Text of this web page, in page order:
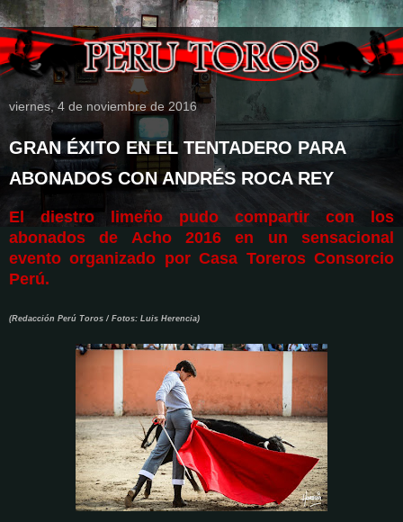
viernes, 4 de noviembre de 2016
GRAN ÉXITO EN EL TENTADERO PARA
ABONADOS CON ANDRÉS ROCA REY
El diestro limeño pudo compartir con los
abonados de Acho 2016 en un sensacional
evento organizado por Casa Toreros Consorcio
Perú.
(Redacción Perú Toros / Fotos: Luis Herencia)